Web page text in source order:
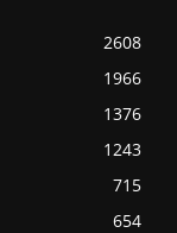
2608
1966
1376
1243
715
654